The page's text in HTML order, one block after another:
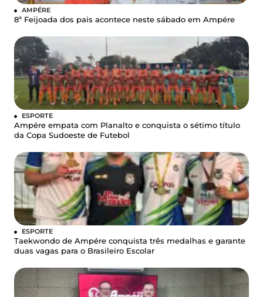
AMPÉRE
8ª Feijoada dos pais acontece neste sábado em Ampére
ESPORTE
Ampére empata com Planalto e conquista o sétimo título
da Copa Sudoeste de Futebol
ESPORTE
Taekwondo de Ampére conquista três medalhas e garante
duas vagas para o Brasileiro Escolar